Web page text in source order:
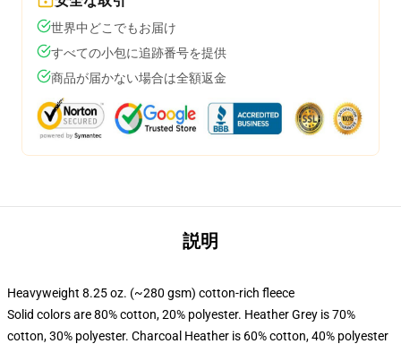
世界中どこでもお届け
すべての小包に追跡番号を提供
商品が届かない場合は全額返金
説明
Heavyweight 8.25 oz. (~280 gsm) cotton-rich fleece
Solid colors are 80% cotton, 20% polyester. Heather Grey is 70%
cotton, 30% polyester. Charcoal Heather is 60% cotton, 40% polyester